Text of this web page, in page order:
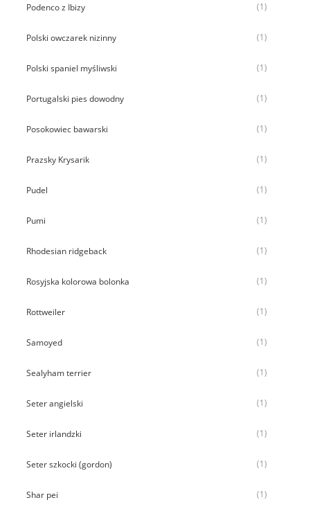
Podenco z Ibizy (1)
Polski owczarek nizinny (1)
Polski spaniel myśliwski (1)
Portugalski pies dowodny (1)
Posokowiec bawarski (1)
Prazsky Krysarik (1)
Pudel (1)
Pumi (1)
Rhodesian ridgeback (1)
Rosyjska kolorowa bolonka (1)
Rottweiler (1)
Samoyed (1)
Sealyham terrier (1)
Seter angielski (1)
Seter irlandzki (1)
Seter szkocki (gordon) (1)
Shar pei (1)